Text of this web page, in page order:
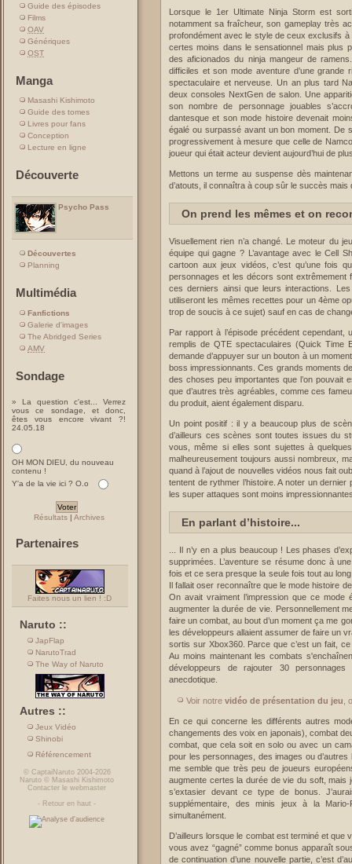
Guide des épisodes
Films
OAV
Génériques
OST
Manga
Masashi Kishimoto
Guide des tomes
Livres pour fans
Conception
Lecture en ligne
Découverte
Psycho Pass
Découvertes
Planning
Multimédia
Fanfictions
Galerie d'images
The Abridged Series
AMV
Sondage
» La question c'est... Verrez
vous ce sondage, et donc,
êtes vous encore vivant ?!
24.05.18
OH MON DIEU, du nouveau
contenu !
Y'a de la vie ici ? O.o
Résultats| Archives
Partenaires
Faites nous un lien ! :D
Naruto ::
JapFlap
NarutoTrad
The Way of Naruto
Autres ::
Jeux Vidéo
Shinobi
Référencement
© CaptaiNaruto2004-2026
Naruto © Masashi Kishimoto
Contacter le webmaster
- Retour en haut -
Lorsque le 1er Ultimate Ninja Storm est
notamment sa fraîcheur, son gameplay très
profondément avec le style de ceux exclusifs
certes moins dans le sensationnel mais plus
des aficionados du ninja mangeur de
difficiles et son mode aventure d’une
spectaculaire et nerveuse. Un an plus tard
deux consoles NextGen de salon. Une
son nombre de personnage jouables
dantesque et son mode histoire devenait
égalé ou surpassé avant un bon moment. De
progressivement à mesure que celle de
joueur qui était acteur devient aujourd’hui de
Mettons un terme au suspense dès
d’atouts, il connaîtra à coup sûr le succès
On prend les mêmes et on
Visuellement rien n’a changé. Le moteur du
équipe qui gagne ? L’avantage avec le Cell
cartoon aux jeux vidéos, c’est qu’une fois
personnages et les décors sont extrêmement
ces derniers ainsi que leurs interactions.
utiliseront les mêmes recettes pour un 4ème
trop de soucis à ce sujet) sauf en cas de
Par rapport à l’épisode précédent
remplis de QTE spectaculaires (Quick Time
demande d’appuyer sur un bouton à un
boss impressionnants. Ces grands moments
des choses peu importantes que l’on pouvait
que d’autres très agréables, comme ces
du produit, aient également disparu.
Un point positif : il y a beaucoup plus de
d’ailleurs ces scènes sont toutes issues du
vous, même si elles sont sujettes à
malheureusement toujours aussi nombreux,
quand à l’ajout de nouvelles vidéos nous fait
tentent de rythmer l’histoire. A noter un dernier
les super attaques sont moins
En parlant d’histoire...
... Il n’y en a plus beaucoup ! Les phases
supprimées. L’aventure se résume donc à
fois et ce sera presque la seule fois tout au
Il fallait oser reconnaître que le mode histoire
On avait vraiment l’impression que ce
augmenter la durée de vie. Personnellement
faire un combat, au bout d’un moment ça me
les développeurs allaient assumer de faire un
sortis sur Xbox360. Parce que c’est un fait,
Au moins maintenant les combats
développeurs de rajouter 30
anecdotique.
Voir notre vidéo de présentation du jeu ,
En ce qui concerne les différents autres
changements des voix en japonais), combat
combat, que cela soit en solo ou avec un
pour les personnages, des images ou d’autres
me semble que très peu de joueurs
augmente certes la durée de vie du soft, mais
s’extasier devant ce type de bonus.
supplémentaire, des minis jeux à la
simultanément.
D’ailleurs lorsque le combat est terminé et
vous avez “gagné” comme bonus apparaît
de continuation d’une nouvelle partie, c’est